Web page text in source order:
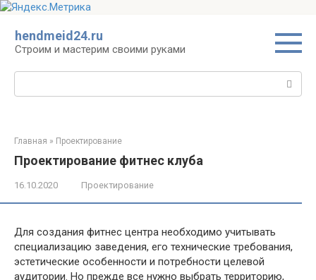
контенту
hendmeid24.ru
Строим и мастерим своими руками
Поиск:
Главная » Проектирование
Проектирование фитнес клуба
16.10.2020 Проектирование
Для создания фитнес центра необходимо учитывать
специализацию заведения, его технические требования,
эстетические особенности и потребности целевой
аудитории. Но прежде все нужно выбрать территорию,